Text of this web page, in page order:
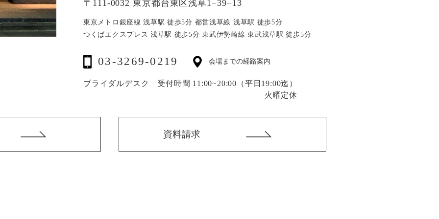
〒111-0032 東京都台東区浅草1−39−13
東京メトロ銀座線 浅草駅 徒歩5分 都営浅草線 浅草駅 徒歩5分
つくばエクスプレス 浅草駅 徒歩5分東武伊勢崎線 東武浅草駅 徒歩5分
会場までの経路案内
03-3269-0219
ブライダルデスク 受付時間 11:00~20:00 （平日19:00迄）
火曜定休
資料請求